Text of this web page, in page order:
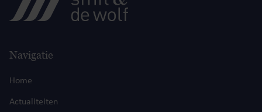
Navigatie
Home
Actualiteiten